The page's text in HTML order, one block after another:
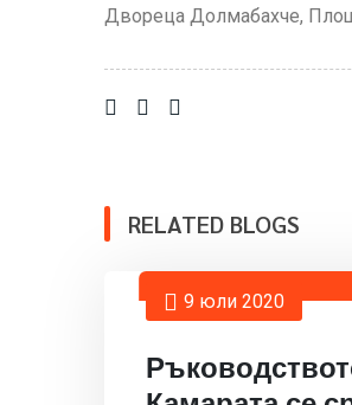
Двореца Долмабахче,
RELATED BLOGS
9 юли 2020